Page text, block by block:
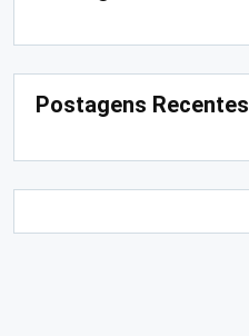
Postagens Recentes